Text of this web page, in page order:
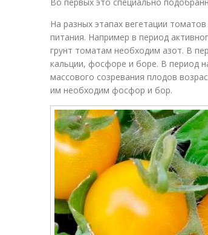
На разных этапах вегетации
питания. Например в период
грунт томатам необходим азот. В
кальции, фосфоре и боре. В период
массового созревания плодов
им необходим фосфор и бор.